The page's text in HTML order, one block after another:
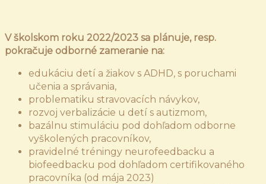
V školskom roku 2022/2023 sa plánuje, resp.
pokračuje odborné zameranie na:
edukáciu detí a žiakov s ADHD, s poruchami
učenia a správania,
problematiku stravovacích návykov,
rozvoj verbalizácie u detí s autizmom,
bazálnu stimuláciu pod dohľadom odborne
vyškolených pracovníkov,
pravidelné tréningy neurofeedbacku a
biofeedbacku pod dohľadom certifikovaného
pracovníka (od mája 2023)